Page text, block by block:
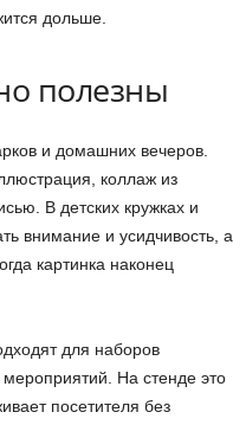
дольше.
полезны
и домашних вечеров.
коллаж из
В детских кружках и
внимание и усидчивость, а
картинка наконец
для наборов
На стенде это
посетителя без